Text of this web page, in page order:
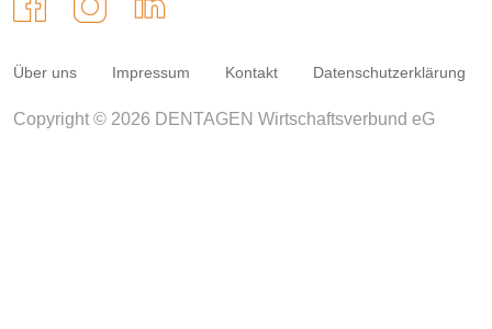
Über uns Impressum Kontakt Datenschutzerklärung
Copyright © 2026 DENTAGEN Wirtschaftsverbund eG